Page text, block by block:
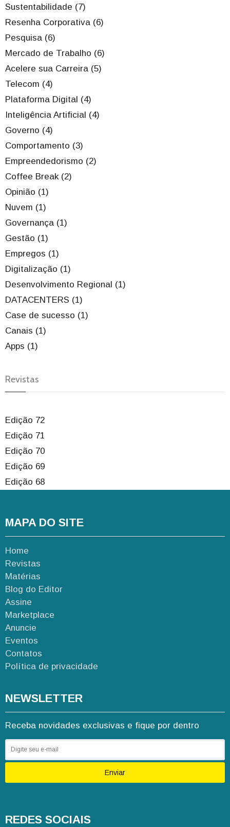
Sustentabilidade (7)
Resenha Corporativa (6)
Pesquisa (6)
Mercado de Trabalho (6)
Acelere sua Carreira (5)
Telecom (4)
Plataforma Digital (4)
Inteligência Artificial (4)
Governo (4)
Comportamento (3)
Empreendedorismo (2)
Coffee Break (2)
Opinião (1)
Nuvem (1)
Governança (1)
Gestão (1)
Empregos (1)
Digitalização (1)
Desenvolvimento Regional (1)
DATACENTERS (1)
Case de sucesso (1)
Canais (1)
Apps (1)
Revistas
Edição 72
Edição 71
Edição 70
Edição 69
Edição 68
MAPA DO SITE
Home
Revistas
Matérias
Blog do Editor
Assine
Marketplace
Anuncie
Eventos
Contatos
Política de privacidade
NEWSLETTER
Receba novidades exclusivas e fique por dentro
Enviar
REDES SOCIAIS